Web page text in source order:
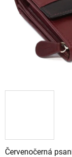
Červenočerná